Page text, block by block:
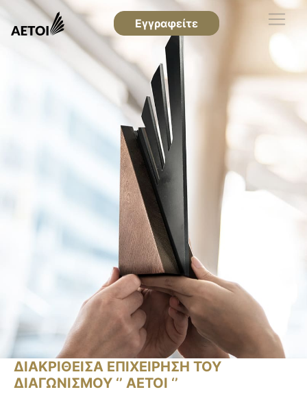
Εγγραφείτε
ΔΙΑΚΡΙΘΕΙΣΑ ΕΠΙΧΕΙΡΗΣΗ ΤΟΥ
ΔΙΑΓΩΝΙΣΜΟΥ ‘’ ΑΕΤΟΙ ‘’